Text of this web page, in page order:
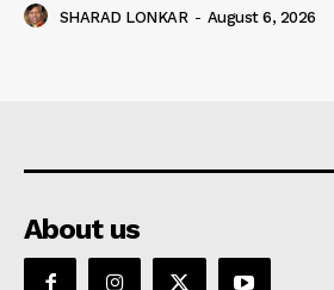
SHARAD LONKAR - August 6, 2026
About us